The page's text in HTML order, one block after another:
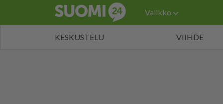
Valikko
KESKUSTELU VIIHDE